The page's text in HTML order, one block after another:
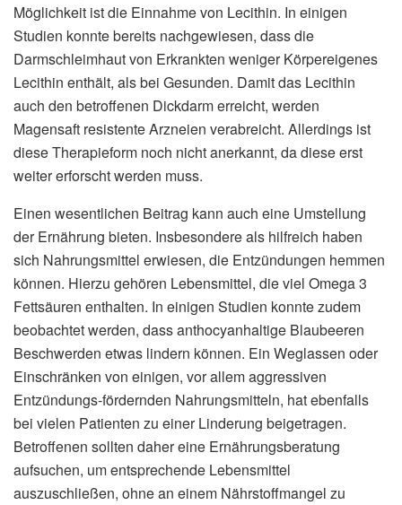
Möglichkeit ist die Einnahme von Lecithin. In einigen
Studien konnte bereits nachgewiesen, dass die
Darmschleimhaut von Erkrankten weniger Körpereigenes
Lecithin enthält, als bei Gesunden. Damit das Lecithin
auch den betroffenen Dickdarm erreicht, werden
Magensaft resistente Arzneien verabreicht. Allerdings ist
diese Therapieform noch nicht anerkannt, da diese erst
weiter erforscht werden muss.
Einen wesentlichen Beitrag kann auch eine Umstellung
der Ernährung bieten. Insbesondere als hilfreich haben
sich Nahrungsmittel erwiesen, die Entzündungen hemmen
können. Hierzu gehören Lebensmittel, die viel Omega 3
Fettsäuren enthalten. In einigen Studien konnte zudem
beobachtet werden, dass anthocyanhaltige Blaubeeren
Beschwerden etwas lindern können. Ein Weglassen oder
Einschränken von einigen, vor allem aggressiven
Entzündungs-fördernden Nahrungsmitteln, hat ebenfalls
bei vielen Patienten zu einer Linderung beigetragen.
Betroffenen sollten daher eine Ernährungsberatung
aufsuchen, um entsprechende Lebensmittel
auszuschließen, ohne an einem Nährstoffmangel zu